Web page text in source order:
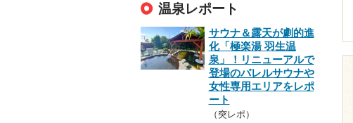
温泉レポート
サウナ＆露天が劇的進
化「極楽湯 羽生温
泉」！リニューアルで
登場のバレルサウナや
女性専用エリアをレポ
ート
（突レポ）